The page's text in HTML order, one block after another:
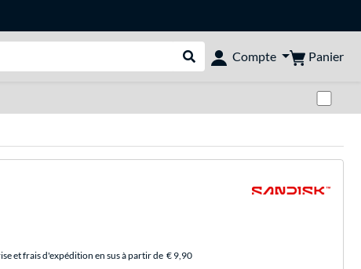
Rechercher dans le shop
Compte Panier
et frais d'expédition en sus à partir de € 9,90